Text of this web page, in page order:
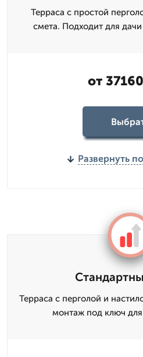
Терраса с простой
смета. Подходит для
от
Развернуть
Терраса с перголой и
монтаж под ключ